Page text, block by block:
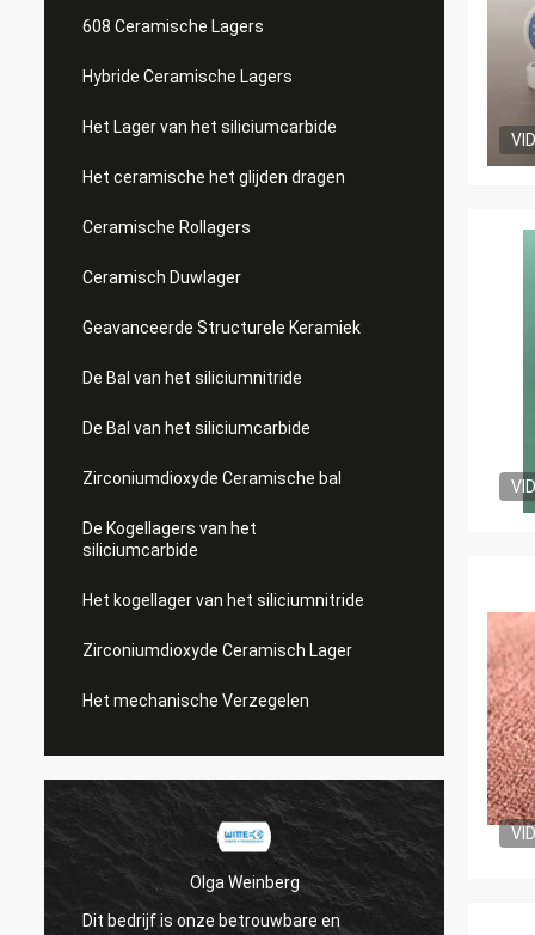
608 Ceramische Lagers
Hybride Ceramische Lagers
Het Lager van het siliciumcarbide
Het ceramische het glijden dragen
Ceramische Rollagers
Ceramisch Duwlager
Geavanceerde Structurele Keramiek
De Bal van het siliciumnitride
De Bal van het siliciumcarbide
Zirconiumdioxyde Ceramische bal
De Kogellagers van het
siliciumcarbide
Het kogellager van het siliciumnitride
Zirconiumdioxyde Ceramisch Lager
Het mechanische Verzegelen
Olga Weinberg
Dit bedrijf is onze betrouwbare en